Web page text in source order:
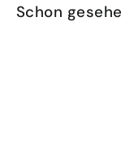
Schon